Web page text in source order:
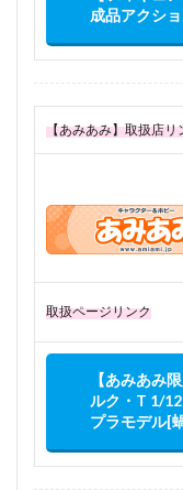
成品アクシ
【あみあみ】取扱店リ
取扱ページリンク
【あみあみ
ルク・T 1/
プラモデル[